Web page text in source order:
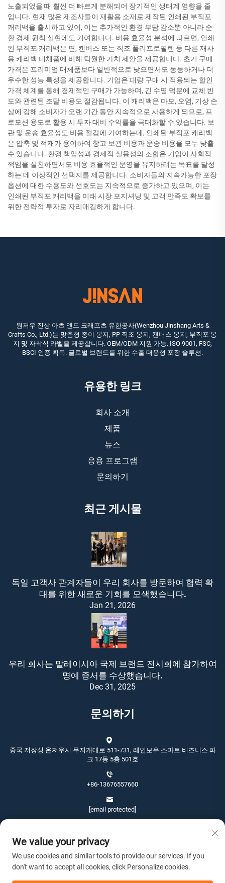
노출되었을 때 훨씬 더 빠르게 분해되어 장기적인 생태계 영향을 줄
입니다. 현재 많은 제조사들이 재활용 소재로 제작된 인쇄된 부직포
캐리백을 출시하고 있어, 이는 추가적인 환경 부담 감소뿐 아니라 순
환 경제 원칙 실현에도 기여합니다. 비용 효율성 분석에 따르면, 인쇄
된 부직포 캐리백은 면, 캔버스 또는 직조 폴리프로필렌 등 다른 재사
용 캐리백 대체품에 비해 탁월한 가치 제안을 제공합니다. 초기 구매
가격은 프리미엄 대체품보다 일반적으로 낮으면서도 동등하거나 더
우수한 성능 특성을 제공합니다. 기업은 대량 구매 시 적용되는 할인
가격 체계를 통해 경제적인 구매가 가능하며, 긴 수명 덕분에 교체 빈
도와 관련된 조달 비용도 절감됩니다. 이 캐리백은 마모, 오염, 기상 손
상에 강해 소비자가 오랜 기간 동안 지속적으로 사용하게 되므로, 프
로모션 용도로 활용 시 투자 대비 수익률을 극대화할 수 있습니다. 보
관 및 운송 효율성도 비용 절감에 기여하는데, 인쇄된 부직포 캐리백
은 압축 및 적재가 용이하여 창고 보관 비용과 운송 비용을 모두 낮출
수 있습니다. 환경 책임성과 경제적 실용성의 조합은 기업이 사회적
책임을 실천하면서도 비용 효율적인 운영을 유지하려는 목표를 달성
하는 데 이상적인 선택지를 제공합니다. 소비자들의 지속가능한 포장
옵션에 대한 수용도와 선호도는 지속적으로 증가하고 있으며, 이는
인쇄된 부직포 캐리백을 미래 시장 포지셔닝 및 고객 만족도 확보를
위한 전략적 투자로 자리매김하게 합니다.
원저우 진상 아츠 앤드 크래프츠 유한공사(Wenzhou Jinshang Arts &
Crafts Co., Ltd.)는 맞춤형 종이 봉지, PP 직조 봉지, 캔버스 봉지, 부직포 봉
지 및 자착식 라벨을 제공합니다. OEM/ODM 지원 가능. ISO 9001, FSC,
BSCI 인증 획득. 글로벌 브랜드를 위한 수출 대응형 포장 솔루션.
유용한 링크
회사 소개
제품
뉴스
응용 프로그램
문의하기
최근 게시물
독일 고객사 관계자들이 우리 회사를 방문하여 협력 확
대를 위한 새로운 기회를 모색했습니다.
Jan 21, 2026
우리 회사는 말레이시아 국제 브랜드 전시회에 참가하여
명예 증서를 수상했습니다.
Dec 31, 2025
문의하기
중국 저장성 온저우시 무지개대로 511-731, 레인보우 스마트 비즈니스 파
크 17동 5층 501호
+86-13676557660
[email protected]
We value your privacy
We use cookies and similar tools to provide our services. If you
don't want to accept all cookies, click Personalize cookies.